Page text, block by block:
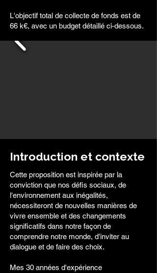
L'objectif total de collecte de fonds est de
66 k€, avec un budget détaillé ci-dessous.
Introduction et contexte
Cette proposition est inspirée par la
conviction que nos défis sociaux, de
l'environnement aux inégalités,
nécessiteront de nouvelles manières de
vivre ensemble et des changements
significatifs dans notre façon de
comprendre notre monde, d'inviter au
dialogue et de faire des choix.
Mes 30 années d'expérience